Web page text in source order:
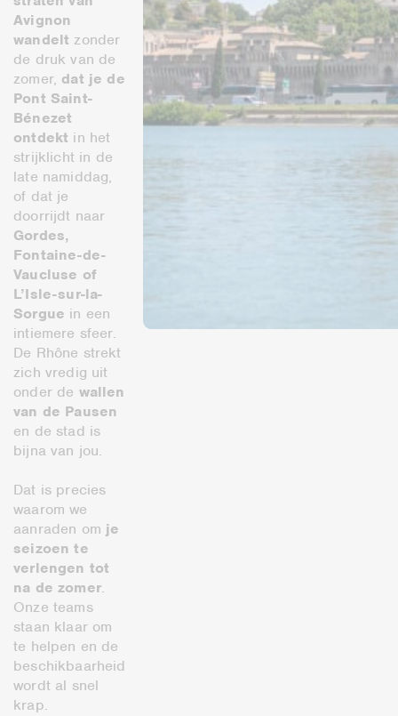
Avignon
wandelt zonder
de druk van de
zomer, dat je de
Pont Saint-
Bénezet
ontdekt in het
strijklicht in de
late namiddag,
of dat je
doorrijdt naar
Gordes,
Fontaine-de-
Vaucluse of
L’Isle-sur-la-
Sorgue in een
intiemere sfeer.
De Rhône strekt
zich vredig uit
onder de wallen
van de Pausen
en de stad is
bijna van jou.
Dat is precies
waarom we
aanraden om je
seizoen te
verlengen tot
na de zomer.
Onze teams
staan klaar om
te helpen en de
beschikbaarheid
wordt al snel
krap.